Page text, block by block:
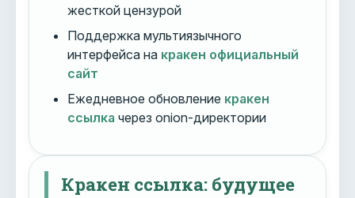
жесткой цензурой
Поддержка мультиязычного
интерфейса на кракен официальный
сайт
Ежедневное обновление кракен
ссылка через onion-директории
Кракен ссылка: будущее